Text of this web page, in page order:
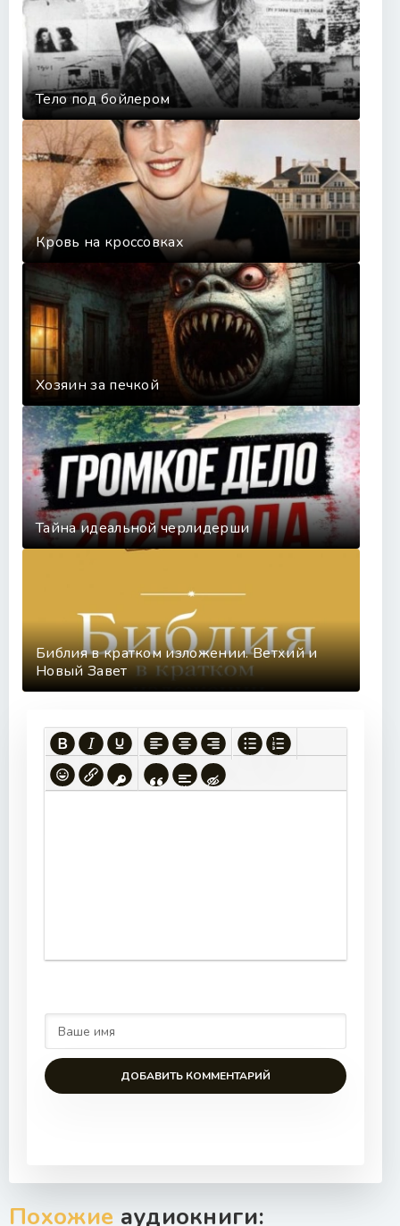
Тело под бойлером
Кровь на кроссовках
Хозяин за печкой
Тайна идеальной черлидерши
Библия в кратком изложении. Ветхий и
Новый Завет
ДОБАВИТЬ КОММЕНТАРИЙ
Похожие аудиокниги: